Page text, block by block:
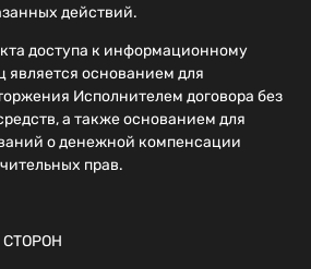
действий.
доступа к информационному
является основанием для
Исполнителем договора без
а также основанием для
о денежной компенсации
прав.
СТОРОН